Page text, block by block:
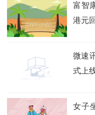
富智
港元
微速
式上
女子